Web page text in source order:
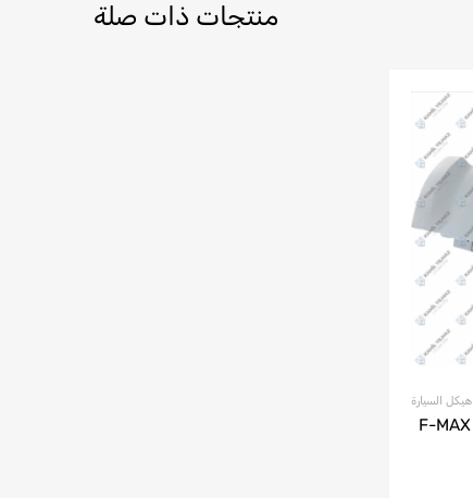
منتجات ذات صلة
هيكل السيارة
عاكس غطاء محرك السيارة فورد F-MAX